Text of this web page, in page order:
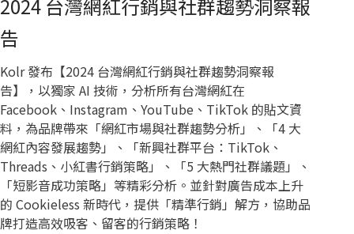
2024 台灣網紅行銷與社群趨勢洞察報
告
Kolr 發布【2024 台灣網紅行銷與社群趨勢洞察報
告】，以獨家 AI 技術，分析所有台灣網紅在
Facebook、Instagram、YouTube、TikTok 的貼文資
料，為品牌帶來「網紅市場與社群趨勢分析」、「4 大
網紅內容發展趨勢」、「新興社群平台：TikTok、
Threads、小紅書行銷策略」、「5 大熱門社群議題」、
「短影音成功策略」等精彩分析。並針對廣告成本上升
的 Cookieless 新時代，提供「精準行銷」解方，協助品
牌打造高效吸客、留客的行銷策略！